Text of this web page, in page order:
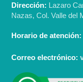
Dirección: Lazaro
Nazas, Col. Valle del
Horario de atención:
Correo electrónico: